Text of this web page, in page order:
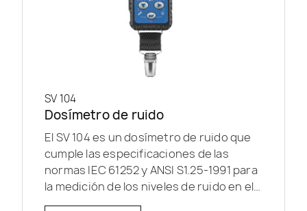
Dosímetro de ruido
SV 104
El SV 104 es un dosímetro de ruido que
cumple las especificaciones de las
normas IEC 61252 y ANSI S1.25-1991 para
la medición de los niveles de ruido en el
lugar de trabajo y la...